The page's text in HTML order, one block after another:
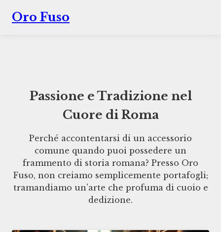
Oro Fuso
Passione e Tradizione nel
Cuore di Roma
Perché accontentarsi di un accessorio
comune quando puoi possedere un
frammento di storia romana? Presso Oro
Fuso, non creiamo semplicemente portafogli;
tramandiamo un'arte che profuma di cuoio e
dedizione.